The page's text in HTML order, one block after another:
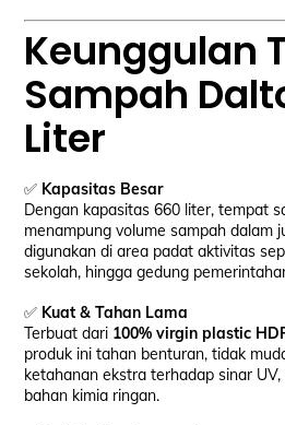
Keunggulan
Sampah
Liter
✅ Kapasitas Besar
Dengan kapasitas 660 liter, tempat
menampung volume sampah dalam
digunakan di area padat aktivitas
sekolah, hingga gedung
✅ Kuat & Tahan Lama
Terbuat dari 100% virgin plastic
produk ini tahan benturan, tidak
ketahanan ekstra terhadap sinar
bahan kimia ringan.